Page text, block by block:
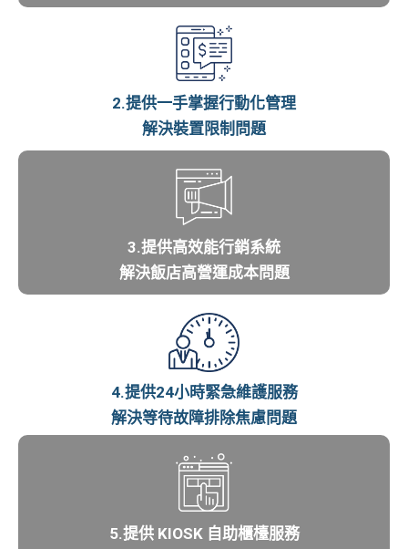
2.提供一手掌握行動化管理
解決裝置限制問題
3.提供高效能行銷系統
解決飯店高營運成本問題
4.提供24小時緊急維護服務
解決等待故障排除焦慮問題
5.提供 KIOSK 自助櫃檯服務